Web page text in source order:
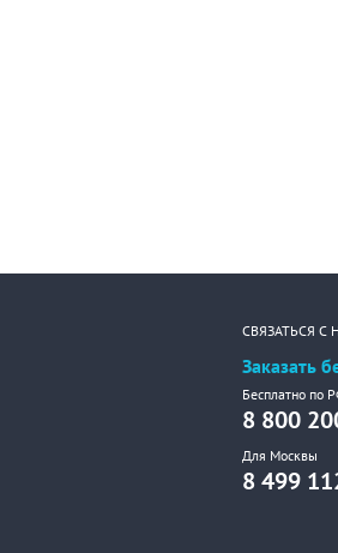
СВЯЗАТЬСЯ С
Заказать
Бесплатно по
8 800
Для Москвы
8 499